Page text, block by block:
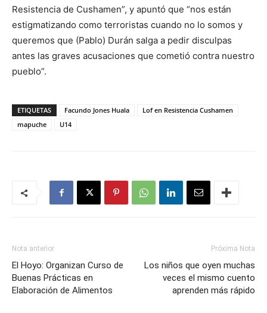
Resistencia de Cushamen”, y apuntó que “nos están
estigmatizando como terroristas cuando no lo somos y
queremos que (Pablo) Durán salga a pedir disculpas
antes las graves acusaciones que cometió contra nuestro
pueblo”.
ETIQUETAS Facundo Jones Huala
Lof en Resistencia Cushamen
mapuche
U14
Nota anterior
El Hoyo: Organizan Curso de
Buenas Prácticas en
Elaboración de Alimentos
Próxima Nota
Los niños que oyen muchas
veces el mismo cuento
aprenden más rápido